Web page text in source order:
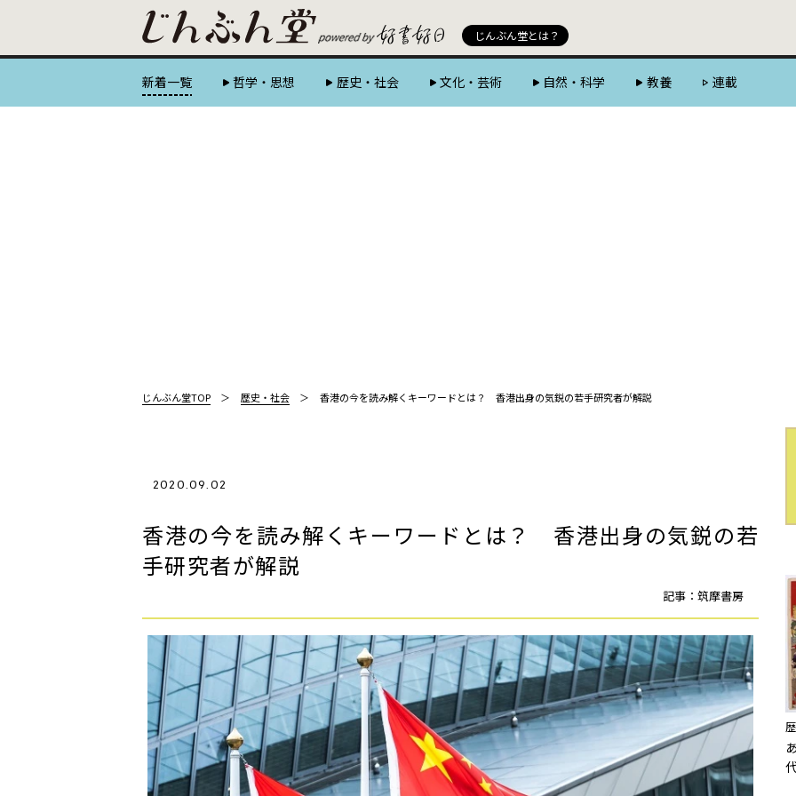
じんぶん堂とは？
新着一覧 哲学・思想 歴史・社会 文化・芸術 自然・科学 教養 連載
じんぶん堂TOP 歴史・社会 香港の今を読み解くキーワードとは？ 香港出身の気鋭の若手研究者が解説
2020.09.02
香港の今を読み解くキーワードとは？ 香港出身の気鋭の若
手研究者が解説
記事：筑摩書房